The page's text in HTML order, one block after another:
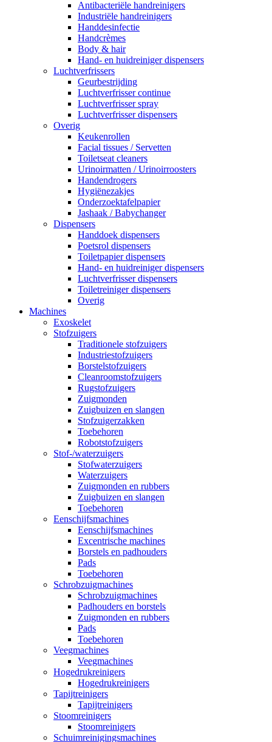
Antibacteriële handreinigers
Industriële handreinigers
Handdesinfectie
Handcrèmes
Body & hair
Hand- en huidreiniger dispensers
Luchtverfrissers
Geurbestrijding
Luchtverfrisser continue
Luchtverfrisser spray
Luchtverfrisser dispensers
Overig
Keukenrollen
Facial tissues / Servetten
Toiletseat cleaners
Urinoirmatten / Urinoirroosters
Handendrogers
Hygiënezakjes
Onderzoektafelpapier
Jashaak / Babychanger
Dispensers
Handdoek dispensers
Poetsrol dispensers
Toiletpapier dispensers
Hand- en huidreiniger dispensers
Luchtverfrisser dispensers
Toiletreiniger dispensers
Overig
Machines
Exoskelet
Stofzuigers
Traditionele stofzuigers
Industriestofzuigers
Borstelstofzuigers
Cleanroomstofzuigers
Rugstofzuigers
Zuigmonden
Zuigbuizen en slangen
Stofzuigerzakken
Toebehoren
Robotstofzuigers
Stof-/waterzuigers
Stofwaterzuigers
Waterzuigers
Zuigmonden en rubbers
Zuigbuizen en slangen
Toebehoren
Eenschijfsmachines
Eenschijfsmachines
Excentrische machines
Borstels en padhouders
Pads
Toebehoren
Schrobzuigmachines
Schrobzuigmachines
Padhouders en borstels
Zuigmonden en rubbers
Pads
Toebehoren
Veegmachines
Veegmachines
Hogedrukreinigers
Hogedrukreinigers
Tapijtreinigers
Tapijtreinigers
Stoomreinigers
Stoomreinigers
Schuimreinigingsmachines